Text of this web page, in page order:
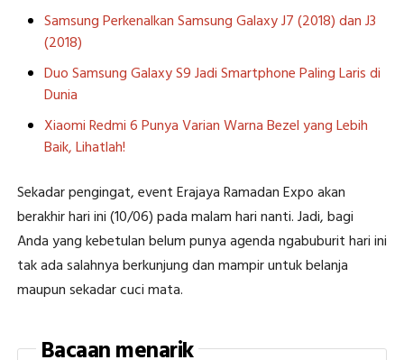
Samsung Perkenalkan Samsung Galaxy J7 (2018) dan J3
(2018)
Duo Samsung Galaxy S9 Jadi Smartphone Paling Laris di
Dunia
Xiaomi Redmi 6 Punya Varian Warna Bezel yang Lebih
Baik, Lihatlah!
Sekadar pengingat, event Erajaya Ramadan Expo akan
berakhir hari ini (10/06) pada malam hari nanti. Jadi, bagi
Anda yang kebetulan belum punya agenda ngabuburit hari ini
tak ada salahnya berkunjung dan mampir untuk belanja
maupun sekadar cuci mata.
Bacaan menarik